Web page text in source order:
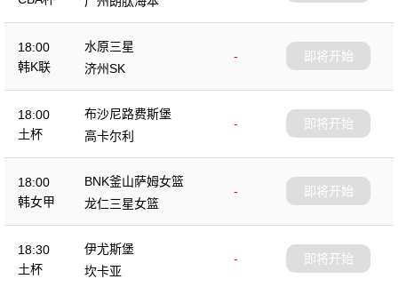
18:00
韩K联
水原三星
-
济州SK
即将开始
18:00
土杯
布沙尼路费斯堡
-
高卡尔利
即将开始
18:00
韩女甲
BNK釜山萨姆女篮
-
龙仁三星女篮
即将开始
18:30
土杯
伊尤斯堡
-
坎卡亚
即将开始